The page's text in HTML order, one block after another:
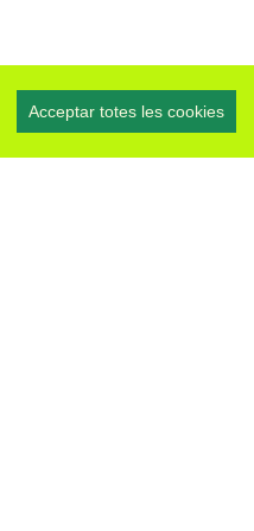
Acceptar totes les cookies